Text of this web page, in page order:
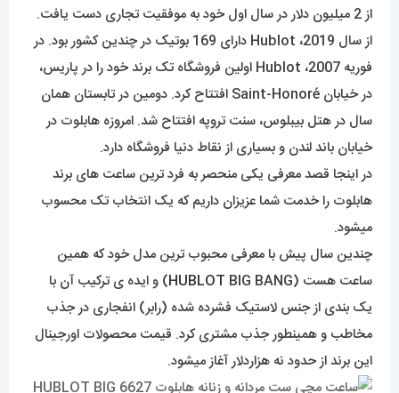
از 2 میلیون دلار در سال اول خود به موفقیت تجاری دست یافت.
از سال 2019، Hublot دارای 169 بوتیک در چندین کشور بود. در
فوریه 2007، Hublot اولین فروشگاه تک برند خود را در پاریس،
در خیابان Saint-Honoré افتتاح کرد. دومین در تابستان همان
سال در هتل بیبلوس، سنت تروپه افتتاح شد. امروزه هابلوت در
خیابان باند لندن و بسیاری از نقاط دنیا فروشگاه دارد.
در اینجا قصد معرفی یکی منحصر به فرد ترین ساعت های برند
هابلوت را خدمت شما عزیزان داریم که یک انتخاب تک محسوب
میشود.
چندین سال پیش با معرفی محبوب ترین مدل خود که همین
ساعت هست (
HUBLOTBIG BANG) و ایده ی ترکیب آن با
یک بندی از جنس لاستیک فشرده شده (رابر) انفجاری در جذب
مخاطب و همینطور جذب مشتری کرد. قیمت محصولات اورجینال
این برند از حدود نه هزاردلار آغاز میشود.